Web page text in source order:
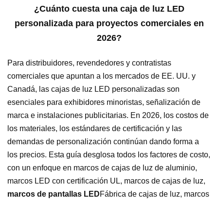
¿Cuánto cuesta una caja de luz LED
personalizada para proyectos comerciales en
2026?
Para distribuidores, revendedores y contratistas
comerciales que apuntan a los mercados de EE. UU. y
Canadá, las cajas de luz LED personalizadas son
esenciales para exhibidores minoristas, señalización de
marca e instalaciones publicitarias. En 2026, los costos de
los materiales, los estándares de certificación y las
demandas de personalización continúan dando forma a
los precios. Esta guía desglosa todos los factores de costo,
con un enfoque en marcos de cajas de luz de aluminio,
marcos LED con certificación UL, marcos de cajas de luz,
marcos de pantallas LEDFábrica de cajas de luz, marcos